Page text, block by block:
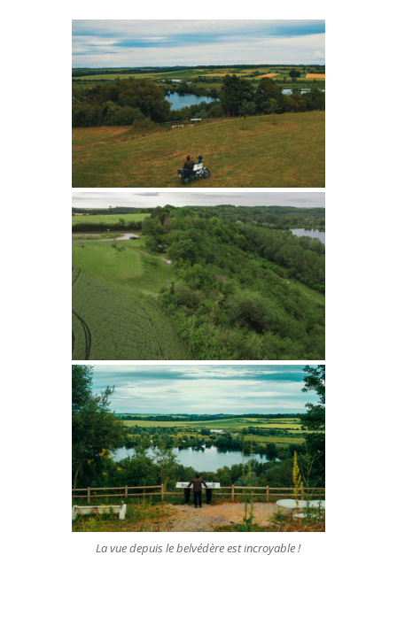
La vue depuis le belvédère est incroyable !